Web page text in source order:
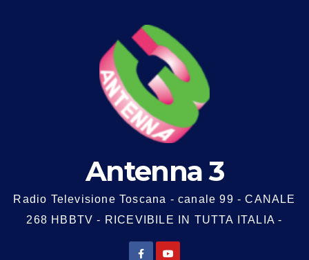
Antenna 3
Radio Televisione Toscana - canale 99 - CANALE
268 HBBTV - RICEVIBILE IN TUTTA ITALIA -